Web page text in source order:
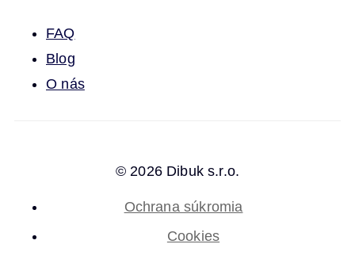
FAQ
Blog
O nás
© 2026 Dibuk s.r.o.
Ochrana súkromia
Cookies